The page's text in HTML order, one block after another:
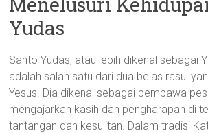
Yudas
Santo Yudas, atau lebih dikenal sebagai
adalah salah satu dari dua belas rasul
Yesus. Dia dikenal sebagai pembawa
mengajarkan kasih dan pengharapan di
tantangan dan kesulitan. Dalam tradisi